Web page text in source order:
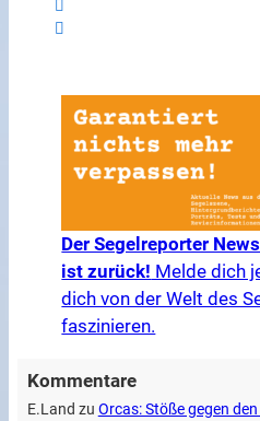
Der Segelreporter
ist zurück! Melde dich
dich von der Welt des
faszinieren.
Kommentare
E.Land zu Orcas: Stöße gegen